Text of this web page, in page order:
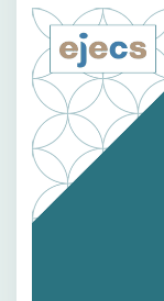
Bilah
Samping
Artikel